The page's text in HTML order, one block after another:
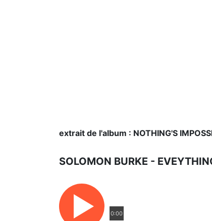
extrait de l'album : NOTHING'S
SOLOMON BURKE -
0:00